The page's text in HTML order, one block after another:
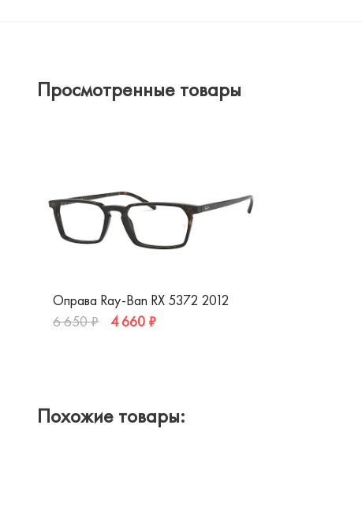
Просмотренные товары
Оправа Ray-Ban RX 5372 2012
6 650 ₽
4 660 ₽
Похожие товары: